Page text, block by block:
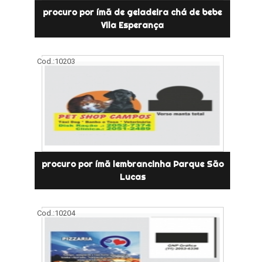
procuro por ímã de geladeira chá de bebe
Vila Esperança
Cod.:10203
procuro por ímã lembrancinha Parque São
Lucas
Cod.:10204